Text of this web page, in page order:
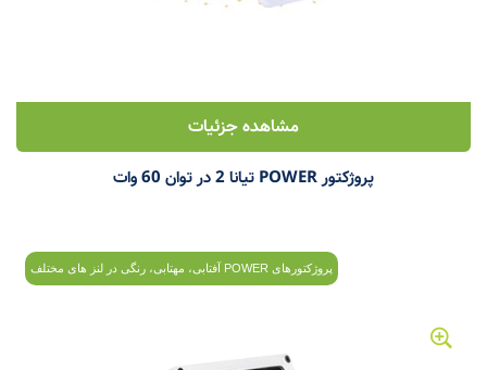
مشاهده جزئیات
پروژکتور POWER تیانا 2 در توان 60 وات
پروژکتورهای POWER آفتابی، مهتابی، رنگی در لنز های مختلف